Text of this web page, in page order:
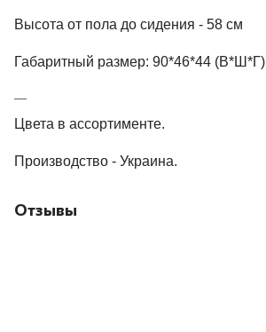
Высота от пола до сидения - 58 см
Габаритный размер: 90*46*44 (В*Ш*Г)
Цвета в ассортименте.
Производство - Украина.
Отзывы